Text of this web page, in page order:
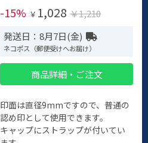
-15% ￥ 1,028 ￥1,210
発送日：8月7日(金)
ネコポス（郵便受けへお届け）
商品詳細・ご注文
印面は直径9mmですので、普通の
認め印として使用できます。
キャップにストラップが付いてい